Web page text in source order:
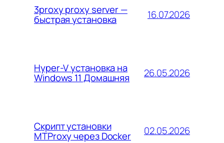
3proxy proxy server —
быстрая установка 16.07.2026
Hyper-V установка на
Windows 11 Домашняя 26.05.2026
Скрипт установки
MTProxy через Docker 02.05.2026